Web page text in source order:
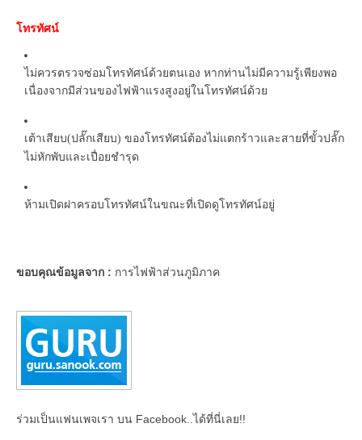
โทรทัศน์
ไม่ควรตรวจซ่อมโทรทัศน์ด้วยตนเอง หากท่านไม่มีความรู้เพียงพอ
เนื่องจากมีส่วนของไฟฟ้าแรงสูงอยู่ในโทรทัศน์ด้วย
เต้าเสียบ(ปลั๊กเสียบ) ของโทรทัศน์ต้องไม่แตกร้าวและสายที่ขั้วปลั๊ก
ไม่หักพับและเปื่อยชำรุด
ห้ามเปิดฝาครอบโทรทัศน์ในขณะที่เปิดดูโทรทัศน์อยู่
ขอบคุณข้อมูลจาก : การไฟฟ้าส่วนภูมิภาค
ร่วมเป็นแฟนเพจเรา บน Facebook..ได้ที่นี่เลย!!